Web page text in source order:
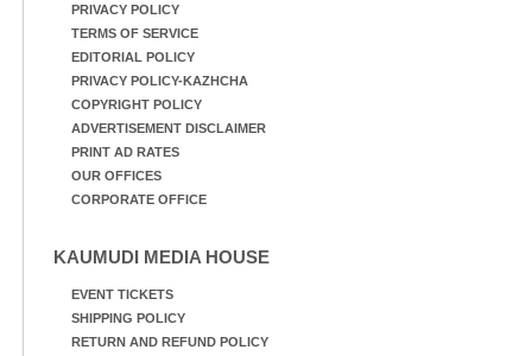
PRIVACY POLICY
TERMS OF SERVICE
EDITORIAL POLICY
PRIVACY POLICY-KAZHCHA
COPYRIGHT POLICY
ADVERTISEMENT DISCLAIMER
PRINT AD RATES
OUR OFFICES
CORPORATE OFFICE
KAUMUDI MEDIA HOUSE
EVENT TICKETS
SHIPPING POLICY
RETURN AND REFUND POLICY